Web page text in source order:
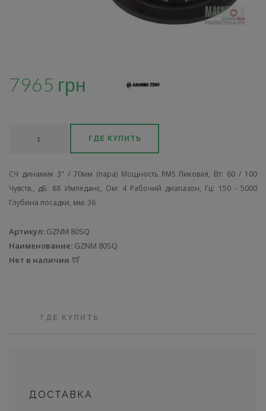
7965 грн
ГДЕ КУПИТЬ
СЧ динамик 3" / 70мм (пара) Мощность RMS Пиковая, Вт: 60 / 100
Чувств., дБ: 88 Импеданс, Ом: 4 Рабочий диапазон, Гц: 150 - 5000
Глубина посадки, мм: 36
Артикул: GZNM 80SQ
Наименование: GZNM 80SQ
Нет в наличии
ГДЕ КУПИТЬ
ДОСТАВКА